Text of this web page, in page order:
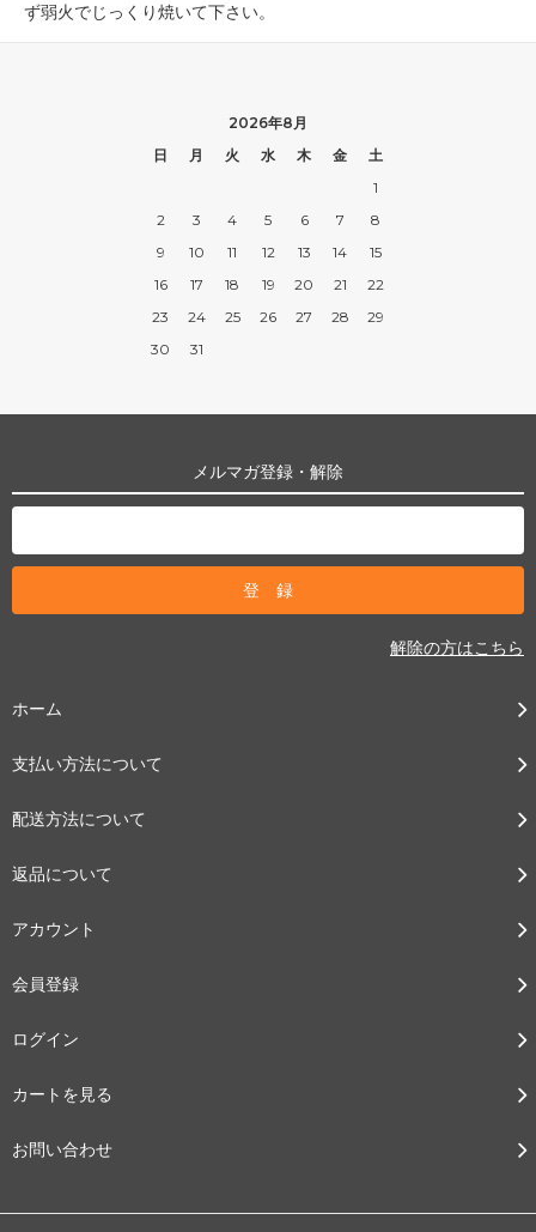
ず弱火でじっくり焼いて下さい。
2026年8月
日
月 火 水 木 金
土
1
2
3 4 5 6 7
8
9
10 11 12 13 14
15
16
17 18 19 20 21
22
23
24 25 26 27 28
29
30
31
メルマガ登録・解除
解除の方はこちら
ホーム
支払い方法について
配送方法について
返品について
アカウント
会員登録
ログイン
カートを見る
お問い合わせ